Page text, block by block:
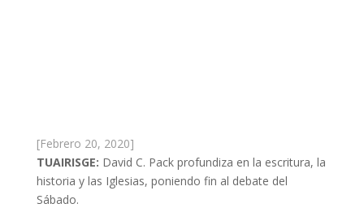
[Febrero 20, 2020]
TUAIRISGE: David C. Pack profundiza en la escritura, la
historia y las Iglesias, poniendo fin al debate del
Sábado.